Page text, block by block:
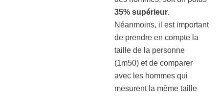
35% supérieur.
Néanmoins, il est important
de prendre en compte la
taille de la personne
(1m50) et de comparer
avec les hommes qui
mesurent la même taille